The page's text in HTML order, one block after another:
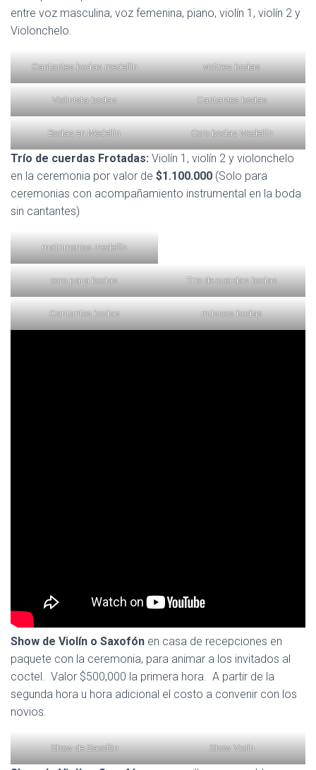
entre voz masculina, voz femenina, piano, violín 1, violín 2 y
Violonchelo.
Cantantes bodas medellín violines bodas
Violinista bodas Cantantes bodas
Bodas en Medellín Coro bodas Medellín
Trío de cuerdas Frotadas: Violín 1, violín 2 y violonchelo
en la ceremonia por valor de $1.100.000 (Solo para
ceremonias con acompañamiento instrumental en la boda
sin cantantes)
matrimonios medellín
coro para bodas Trio de cuerdas bodas
Cantantes bodas músicos bodas
Show de Violín o Saxofón en casa de recepciones en
paquete con la ceremonia, para animar a los invitados al
coctel. Valor $500,000 la primera hora. A partir de la
segunda hora u hora adicional el costo a convenir con los
novios.
Show de Saxofón Show Violín